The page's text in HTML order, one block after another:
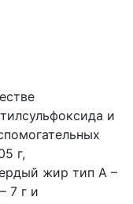
и
г,
жир тип А –
7 г и